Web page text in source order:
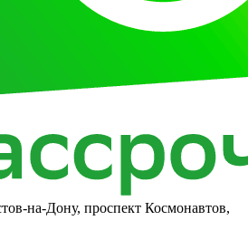
на-Дону, проспект Космонавтов,